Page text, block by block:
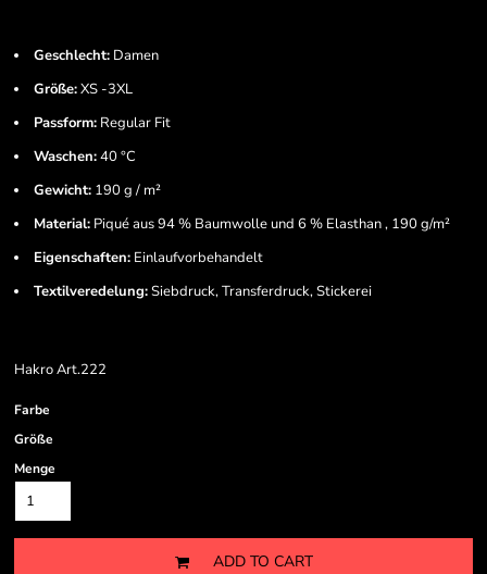
Geschlecht: Damen
Größe:XS -3XL
Passform: Regular Fit
Waschen:40 °C
Gewicht: 190 g / m²
Material: Piqué aus 94 % Baumwolle und 6 % Elasthan , 190 g/m²
Eigenschaften: Einlaufvorbehandelt
Textilveredelung:Siebdruck, Transferdruck, Stickerei
Hakro Art.222
Farbe
Größe
Menge
ADD TO CART